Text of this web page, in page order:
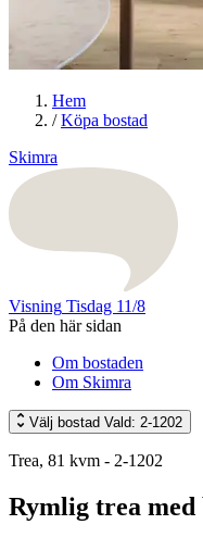
Hem
/ Köpa bostad
Skimra
Visning Tisdag 11/8
På den här sidan
Om bostaden
Om Skimra
Välj bostad Vald: 2-1202
Trea, 81 kvm - 2-1202
Rymlig trea med